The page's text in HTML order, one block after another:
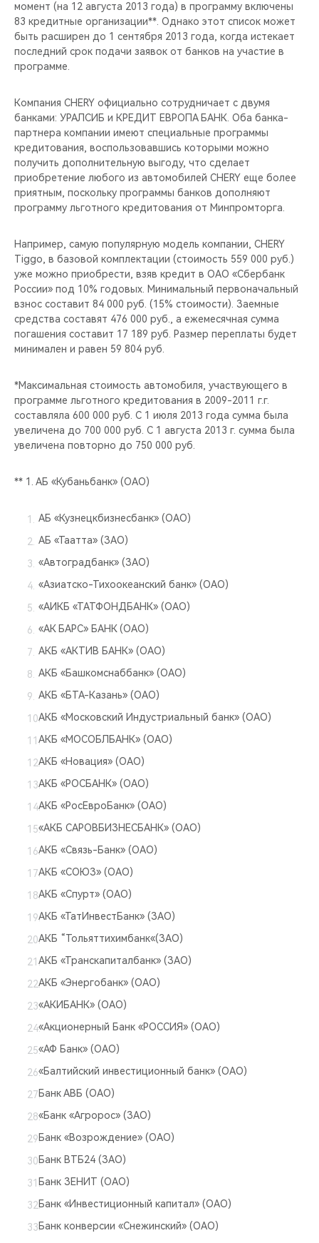
момент (на 12 августа 2013 года) в программу включены
83 кредитные организации**. Однако этот список может
быть расширен до 1 сентября 2013 года, когда истекает
последний срок подачи заявок от банков на участие в
программе.
Компания CHERY официально сотрудничает с двумя
банками: УРАЛСИБ и КРЕДИТ ЕВРОПА БАНК. Оба банка-
партнера компании имеют специальные программы
кредитования, воспользовавшись которыми можно
получить дополнительную выгоду, что сделает
приобретение любого из автомобилей CHERY еще более
приятным, поскольку программы банков дополняют
программу льготного кредитования от Минпромторга.
Например, самую популярную модель компании, CHERY
Tiggo, в базовой комплектации (стоимость 559 000 руб.)
уже можно приобрести, взяв кредит в ОАО «Сбербанк
России» под 10% годовых. Минимальный первоначальный
взнос составит 84 000 руб. (15% стоимости). Заемные
средства составят 476 000 руб., а ежемесячная сумма
погашения составит 17 189 руб. Размер переплаты будет
минимален и равен 59 804 руб.
*Максимальная стоимость автомобиля, участвующего в
программе льготного кредитования в 2009-2011 г.г.
составляла 600 000 руб. С 1 июля 2013 года сумма была
увеличена до 700 000 руб. С 1 августа 2013 г. сумма была
увеличена повторно до 750 000 руб.
** 1. АБ «Кубаньбанк» (ОАО)
АБ «Кузнецкбизнесбанк» (ОАО)
АБ «Таатта» (ЗАО)
«Автоградбанк» (ЗАО)
«Азиатско-Тихоокеанский банк» (ОАО)
«АИКБ «ТАТФОНДБАНК» (ОАО)
«АК БАРС» БАНК (ОАО)
АКБ «АКТИВ БАНК» (ОАО)
АКБ «Башкомснаббанк» (ОАО)
АКБ «БТА-Казань» (ОАО)
АКБ «Московский Индустриальный банк» (ОАО)
АКБ «МОСОБЛБАНК» (ОАО)
АКБ «Новация» (ОАО)
АКБ «РОСБАНК» (ОАО)
АКБ «РосЕвроБанк» (ОАО)
«АКБ САРОВБИЗНЕСБАНК» (ОАО)
АКБ «Связь-Банк» (ОАО)
АКБ «СОЮЗ» (ОАО)
АКБ «Спурт» (ОАО)
АКБ «ТатИнвестБанк» (ЗАО)
АКБ “Тольяттихимбанк«(ЗАО)
АКБ «Транскапиталбанк» (ЗАО)
АКБ «Энергобанк» (ОАО)
«АКИБАНК» (ОАО)
«Акционерный Банк «РОССИЯ» (ОАО)
«АФ Банк» (ОАО)
«Балтийский инвестиционный банк» (ОАО)
Банк АВБ (ОАО)
«Банк «Агророс» (ЗАО)
Банк «Возрождение» (ОАО)
Банк ВТБ24 (ЗАО)
Банк ЗЕНИТ (ОАО)
Банк «Инвестиционный капитал» (ОАО)
Банк конверсии «Снежинский» (ОАО)